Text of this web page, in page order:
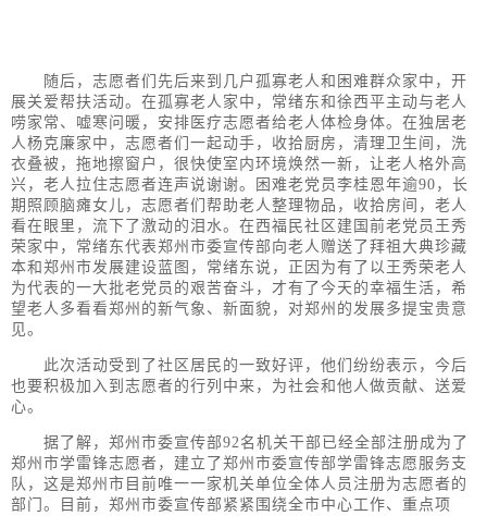
随后，志愿者们先后来到几户孤寡老人和困难群众家中，开
展关爱帮扶活动。在孤寡老人家中，常绪东和徐西平主动与老人
唠家常、嘘寒问暖，安排医疗志愿者给老人体检身体。在独居老
人杨克廉家中，志愿者们一起动手，收拾厨房，清理卫生间，洗
衣叠被，拖地擦窗户，很快使室内环境焕然一新，让老人格外高
兴，老人拉住志愿者连声说谢谢。困难老党员李桂恩年逾90，长
期照顾脑瘫女儿，志愿者们帮助老人整理物品，收拾房间，老人
看在眼里，流下了激动的泪水。在西福民社区建国前老党员王秀
荣家中，常绪东代表郑州市委宣传部向老人赠送了拜祖大典珍藏
本和郑州市发展建设蓝图，常绪东说，正因为有了以王秀荣老人
为代表的一大批老党员的艰苦奋斗，才有了今天的幸福生活，希
望老人多看看郑州的新气象、新面貌，对郑州的发展多提宝贵意
见。
此次活动受到了社区居民的一致好评，他们纷纷表示，今后
也要积极加入到志愿者的行列中来，为社会和他人做贡献、送爱
心。
据了解，郑州市委宣传部92名机关干部已经全部注册成为了
郑州市学雷锋志愿者，建立了郑州市委宣传部学雷锋志愿服务支
队，这是郑州市目前唯一一家机关单位全体人员注册为志愿者的
部门。目前，郑州市委宣传部紧紧围绕全市中心工作、重点项